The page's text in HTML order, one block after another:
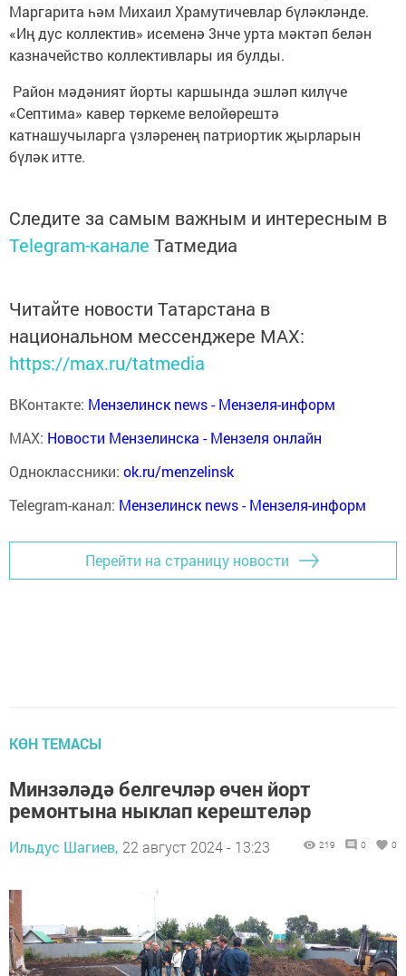
Маргарита һәм Михаил Храмутичевлар бүләкләнде.
«Иң дус коллектив» исеменә 3нче урта мәктәп белән
казначейство коллективлары ия булды.
Район мәдәният йорты каршында эшләп килүче
«Септима» кавер төркеме велойөрештә
катнашучыларга үзләренең патриортик җырларын
бүләк итте.
Следите за самым важным и интересным в
Telegram-канале Татмедиа
Читайте новости Татарстана в
национальном мессенджере MАХ:
https://max.ru/tatmedia
ВКонтакте: Мензелинск news - Мензеля-информ
MAX: Новости Мензелинска - Мензеля онлайн
Одноклассники: ok.ru/menzelinsk
Telegram-канал: Мензелинск news - Мензеля-информ
Перейти на страницу новости
КӨН ТЕМАСЫ
Минзәләдә белгечләр өчен йорт
ремонтына ныклап керештеләр
Ильдус Шагиев, 22 август 2024 - 13:23 219 0 0